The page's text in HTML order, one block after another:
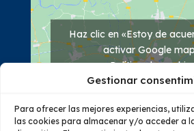
Gestionar
Para ofrecer las mejores experiencias,
las cookies para almacenar y/o acceder a
Haz clic en «Estoy de
activar Google
Política de